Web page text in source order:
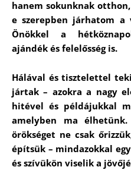
hanem sokunknak
e szerepben járhatom
Önökkel a
ajándék és felelősség is.
Hálával és tisztelettel
jártak – azokra a nagy
hitével és példájukkal
amelyben ma
örökséget ne csak
építsük – mindazokkal
és szívükön viselik a